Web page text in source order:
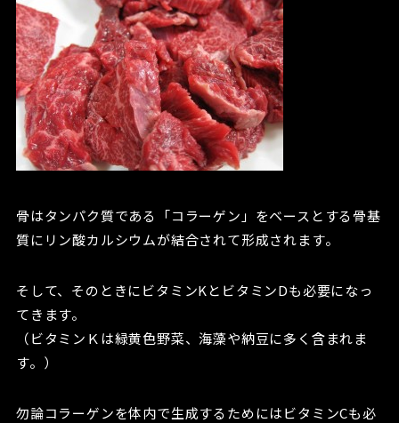
骨はタンパク質である「コラーゲン」をベースとする骨基
質にリン酸カルシウムが結合されて形成されます。
そして、そのときにビタミンKとビタミンDも必要になっ
てきます。
（ビタミンＫは緑黄色野菜、海藻や納豆に多く含まれま
す。）
勿論コラーゲンを体内で生成するためにはビタミンCも必